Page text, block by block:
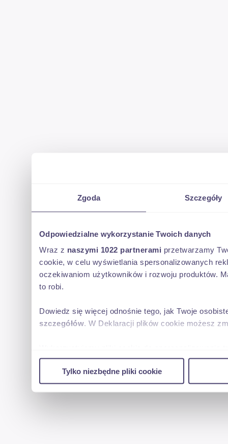
Zgoda Szczegóły
Odpowiedzialne wykorzystanie Twoich danych
Wraz z naszymi 1022 partnerami przetwarzamy
cookie, w celu wyświetlania spersonalizowanych
oczekiwaniom użytkowników i rozwoju produktów.
to robi.
Dowiedz się więcej odnośnie tego, jak Twoje
szczegółów. W Deklaracji plików cookie możesz
w naszej witrynie. Informacje o tym, jak korzystasz
reklamowym i analitycznym. Partnerzy mogą
uzyskanymi podczas korzystania z ich usług.
Tylko niezbędne pliki cookie